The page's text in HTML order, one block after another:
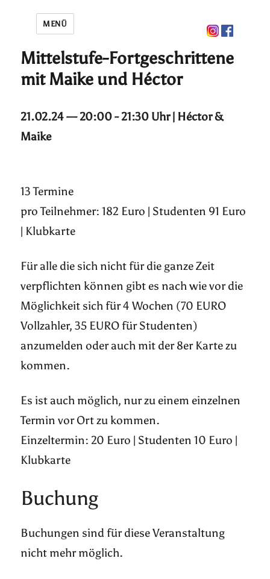
MENÜ
Mittelstufe-Fortgeschrittene
mit Maike und Héctor
21.02.24 — 20:00 - 21:30 Uhr | Héctor &
Maike
13 Termine
pro Teilnehmer: 182 Euro | Studenten 91 Euro
| Klubkarte
Für alle die sich nicht für die ganze Zeit
verpflichten können gibt es nach wie vor die
Möglichkeit sich für 4 Wochen (70 EURO
Vollzahler, 35 EURO für Studenten)
anzumelden oder auch mit der 8er Karte zu
kommen.
Es ist auch möglich, nur zu einem einzelnen
Termin vor Ort zu kommen.
Einzeltermin: 20 Euro | Studenten 10 Euro |
Klubkarte
Buchung
Buchungen sind für diese Veranstaltung
nicht mehr möglich.